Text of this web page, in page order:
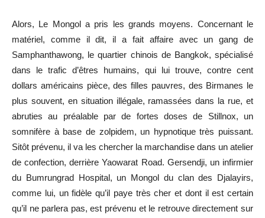
Alors, Le Mongol a pris les grands moyens. Concernant le
matériel, comme il dit, il a fait affaire avec un gang de
Samphanthawong, le quartier chinois de Bangkok, spécialisé
dans le trafic d’êtres humains, qui lui trouve, contre cent
dollars américains pièce, des filles pauvres, des Birmanes le
plus souvent, en situation illégale, ramassées dans la rue, et
abruties au préalable par de fortes doses de Stillnox, un
somnifère à base de zolpidem, un hypnotique très puissant.
Sitôt prévenu, il va les chercher la marchandise dans un atelier
de confection, derrière Yaowarat Road. Gersendji, un infirmier
du Bumrungrad Hospital, un Mongol du clan des Djalayirs,
comme lui, un fidèle qu’il paye très cher et dont il est certain
qu’il ne parlera pas, est prévenu et le retrouve directement sur